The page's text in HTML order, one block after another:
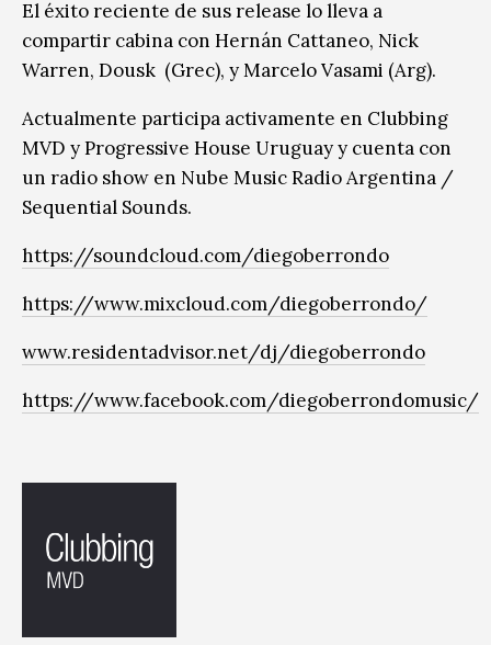
El éxito reciente de sus release lo lleva a
compartir cabina con Hernán Cattaneo, Nick
Warren, Dousk (Grec), y Marcelo Vasami (Arg).
Actualmente participa activamente en Clubbing
MVD y Progressive House Uruguay y cuenta con
un radio show en Nube Music Radio Argentina /
Sequential Sounds.
https://soundcloud.com/diegoberrondo
https://www.mixcloud.com/diegoberrondo/
www.residentadvisor.net/dj/diegoberrondo
https://www.facebook.com/diegoberrondomusic/